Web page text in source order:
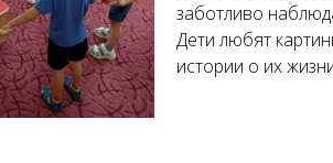
заботливо
Дети любят
истории о их